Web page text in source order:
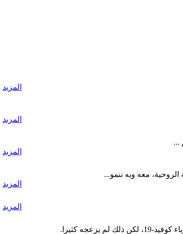
المزيد
المزيد
...
المزيد
معه وبه ننمو...
المزيد
المزيد